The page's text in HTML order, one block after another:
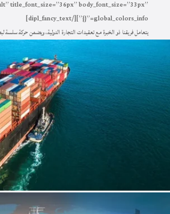
title_font_size=”36px” body_font_size=”33px”
global_colors_info=”{}”][/dipl_fancy_text]
يتعامل فريقنا ذو الخبرة مع تعقيدات التجارة الدولية، ويضمن حركة سلسة